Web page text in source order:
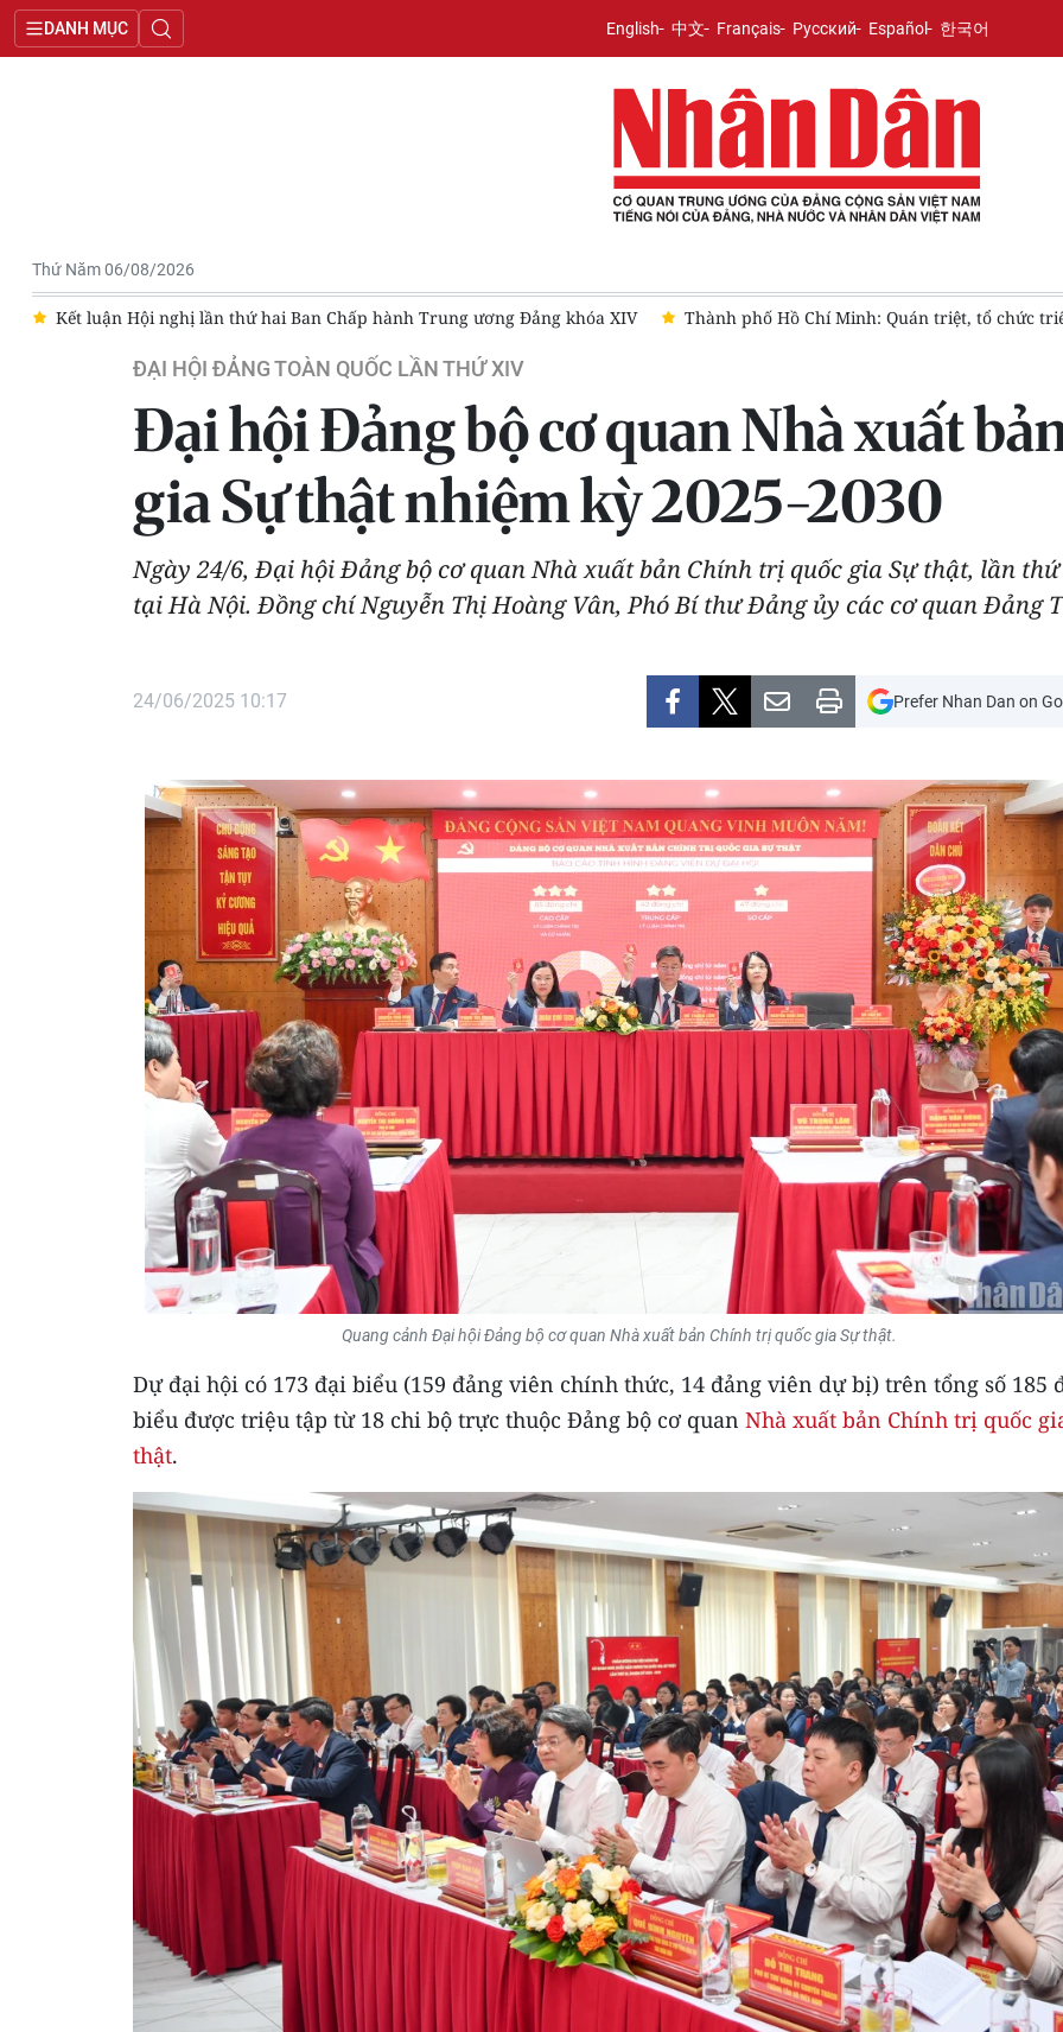
DANH MỤC English 中文 Français Русский Español 한국어
Thứ Năm 06/08/2026
Kết luận Hội nghị lần thứ hai Ban Chấp hành Trung ương Đảng khóa XIV Thành phố Hồ Chí Minh: Quán triệt, tổ chức triển
ĐẠI HỘI ĐẢNG TOÀN QUỐC LẦN THỨ XIV
Đại hội Đảng bộ cơ quan Nhà xuất
gia Sự thật nhiệm kỳ 2025-2030
Ngày 24/6, Đại hội Đảng bộ cơ quan Nhà xuất bản Chính trị quốc gia Sự thật, lần
tại Hà Nội. Đồng chí Nguyễn Thị Hoàng Vân, Phó Bí thư Đảng ủy các cơ quan Đảng
24/06/2025 10:17 Prefer Nhan Dan on
Quang cảnh Đại hội Đảng bộ cơ quan Nhà xuất bản Chính trị quốc gia Sự thật.
Dự đại hội có 173 đại biểu (159 đảng viên chính thức, 14 đảng viên dự bị) trên tổng số 185
biểu được triệu tập từ 18 chi bộ trực thuộc Đảng bộ cơ quan Nhà xuất bản Chính trị quốc
thật.